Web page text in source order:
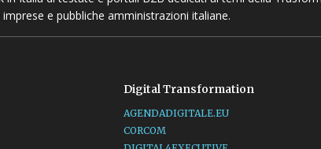
e pubbliche amministrazioni italiane.
Digital Transformation
AGENDADIGITALE.EU
CORCOM